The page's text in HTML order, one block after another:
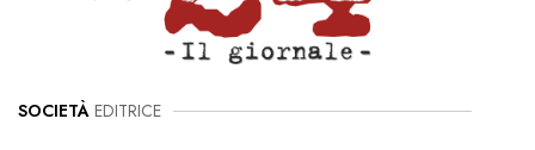
SOCIETÀ EDITRICE